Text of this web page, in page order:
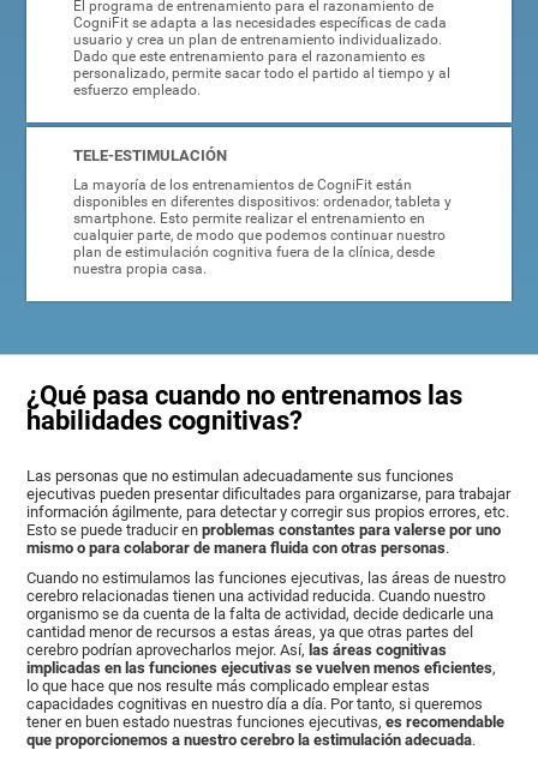
El programa de entrenamiento para el razonamiento de
CogniFit se adapta a las necesidades específicas de cada
usuario y crea un plan de entrenamiento individualizado.
Dado que este entrenamiento para el razonamiento es
personalizado, permite sacar todo el partido al tiempo y al
esfuerzo empleado.
TELE-ESTIMULACIÓN
La mayoría de los entrenamientos de CogniFit están
disponibles en diferentes dispositivos: ordenador, tableta y
smartphone. Esto permite realizar el entrenamiento en
cualquier parte, de modo que podemos continuar nuestro
plan de estimulación cognitiva fuera de la clínica, desde
nuestra propia casa.
¿Qué pasa cuando no entrenamos las
habilidades cognitivas?
Las personas que no estimulan adecuadamente sus funciones
ejecutivas pueden presentar dificultades para organizarse, para trabajar
información ágilmente, para detectar y corregir sus propios errores, etc.
Esto se puede traducir enproblemas constantes para valerse por uno
mismo o para colaborar de manera fluida con otras personas.
Cuando no estimulamos las funciones ejecutivas, las áreas de nuestro
cerebro relacionadas tienen una actividad reducida. Cuando nuestro
organismo se da cuenta de la falta de actividad, decide dedicarle una
cantidad menor de recursos a estas áreas, ya que otras partes del
cerebro podrían aprovecharlos mejor. Así,las áreas cognitivas
implicadas en las funciones ejecutivas se vuelven menos eficientes,
lo que hace que nos resulte más complicado emplear estas
capacidades cognitivas en nuestro día a día. Por tanto, si queremos
tener en buen estado nuestras funciones ejecutivas,es recomendable
que proporcionemos a nuestro cerebro la estimulación adecuada.